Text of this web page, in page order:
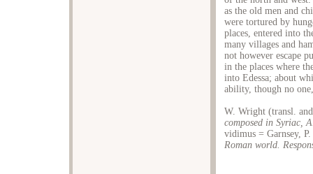
as the old men and
were tortured by
places, entered into
many villages and
not however escape
in the places where
into Edessa; about
ability, though no
W. Wright (transl.
composed in Syriac,
vidimus = Garnsey,
Roman world.